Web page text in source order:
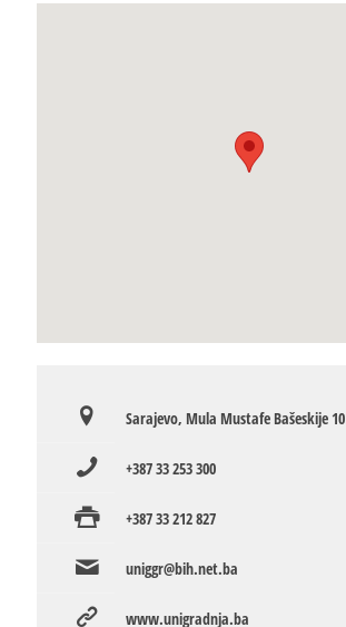
Sarajevo, Mula Mustafe Bašeskije 10
+387 33 253 300
+387 33 212 827
uniggr@bih.net.ba
www.unigradnja.ba